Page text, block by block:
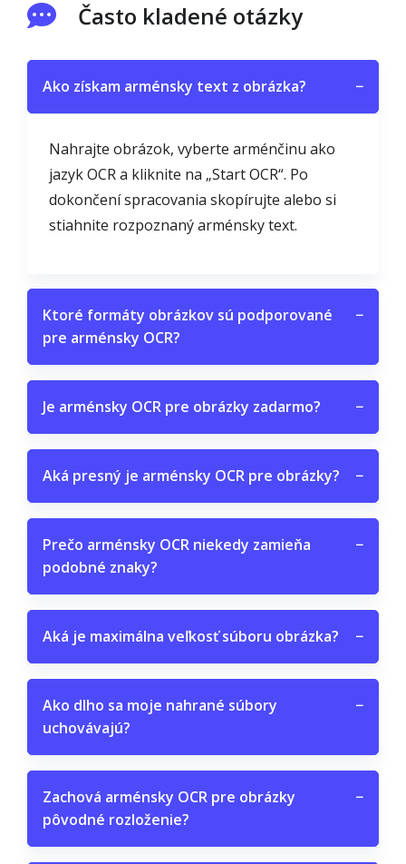
Často kladené otázky
Ako získam arménsky text z obrázka? −
Nahrajte obrázok, vyberte arménčinu ako
jazyk OCR a kliknite na „Start OCR“. Po
dokončení spracovania skopírujte alebo si
stiahnite rozpoznaný arménsky text.
Ktoré formáty obrázkov sú podporované
pre arménsky OCR?
−
Je arménsky OCR pre obrázky zadarmo? −
Aká presný je arménsky OCR pre obrázky? −
Prečo arménsky OCR niekedy zamieňa
podobné znaky?
−
Aká je maximálna veľkosť súboru obrázka? −
Ako dlho sa moje nahrané súbory
uchovávajú?
−
Zachová arménsky OCR pre obrázky
pôvodné rozloženie?
−